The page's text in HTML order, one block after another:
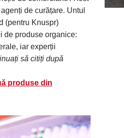
de curățare. Untul
(pentru Knuspr)
de produse organice:
iar experții
să citiți după
produse din